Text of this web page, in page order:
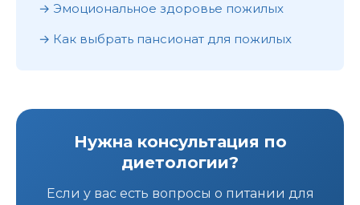
Эмоциональное здоровье пожилых
Как выбрать пансионат для пожилых
Нужна консультация по
диетологии?
Если у вас есть вопросы о питании для